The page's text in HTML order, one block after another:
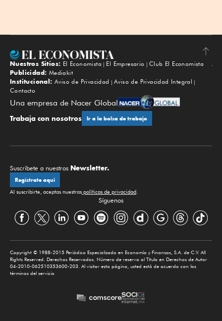
Subir
Nuestros Sitios: El Economista El Empresario
Club El Economista
Publicidad: Mediakit
Institucional: Aviso de Privacidad
Aviso de Privacidad Integral
Contacto
Una empresa de Nacer Global
Trabaja con nosotros Ir a la bolsa de trabajo
Suscríbete a nuestros Newsletter.
Regístrate aquí
Al suscribirte, aceptas nuestras políticas de privacidad
Síguenos
Copyright © 1988-2015 Periódico Especializado en Economía y Finanzas, S.A. de C.V. All
Rights Reserved. Derechos Reservados. Número de reserva al Título en Derechos de Autor
04-2010-062510353600-203. Al visitar esta página, usted está de acuerdo con los
términos del servicio